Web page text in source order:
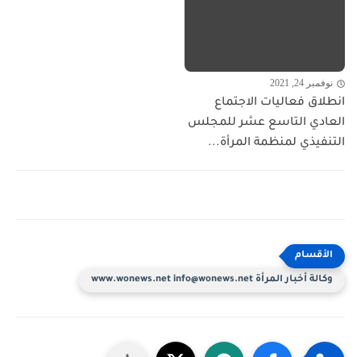
نوفمبر 24, 2021
انطلاق فعاليات الاجتماع
العادي التاسع عشر للمجلس
التنفيذي لمنظمة المرأة...
وكالة أخبار المرأة www.wonews.net info@wonews.net